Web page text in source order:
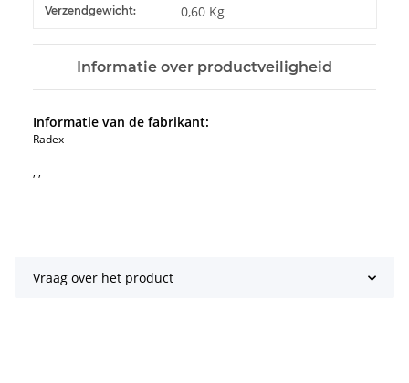
#productDetails.itemInformation#
#productDetails.itemValue#
Verzendgewicht: 0,60 Kg
Informatie over productveiligheid
Informatie van de fabrikant:
Radex
, ,
Vraag over het product